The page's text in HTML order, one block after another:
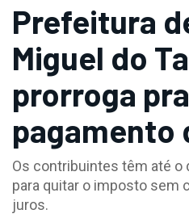
Prefeitura
Miguel do
prorroga
pagamento
Os contribuintes têm até o
para quitar o imposto sem
juros.